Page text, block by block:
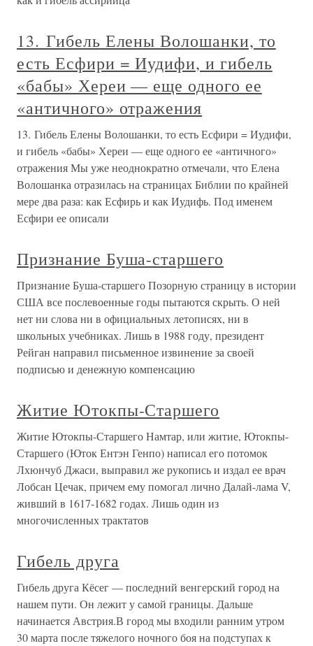
13. Гибель Елены Волошанки, то
есть Есфири = Иудифи, и гибель
«бабы» Хереи — еще одного ее
«античного» отражения
13. Гибель Елены Волошанки, то есть Есфири = Иудифи,
и гибель «бабы» Хереи — еще одного ее «античного»
отражения Мы уже неоднократно отмечали, что Елена
Волошанка отразилась на страницах Библии по крайней
мере два раза: как Есфирь и как Иудифь. Под именем
Есфири ее описали
Признание Буша-старшего
Признание Буша-старшего Позорную страницу в истории
США все послевоенные годы пытаются скрыть. О ней
нет ни слова ни в официальных летописях, ни в
школьных учебниках. Лишь в 1988 году, президент
Рейган направил письменное извинение за своей
подписью и денежную компенсацию
Житие Ютокпы-Старшего
Житие Ютокпы-Старшего Намтар, или житие, Ютокпы-
Старшего (Юток Ентэн Генпо) написал его потомок
Лхюнчуб Джаси, выправил же рукопись и издал ее врач
Лобсан Цечак, причем ему помогал лично Далай-лама V,
живший в 1617-1682 годах. Лишь один из
многочисленных трактатов
Гибель друга
Гибель друга Кёсег — последний венгерский город на
нашем пути. Он лежит у самой границы. Дальше
начинается Австрия.В город мы входили ранним утром
30 марта после тяжелого ночного боя на подступах к